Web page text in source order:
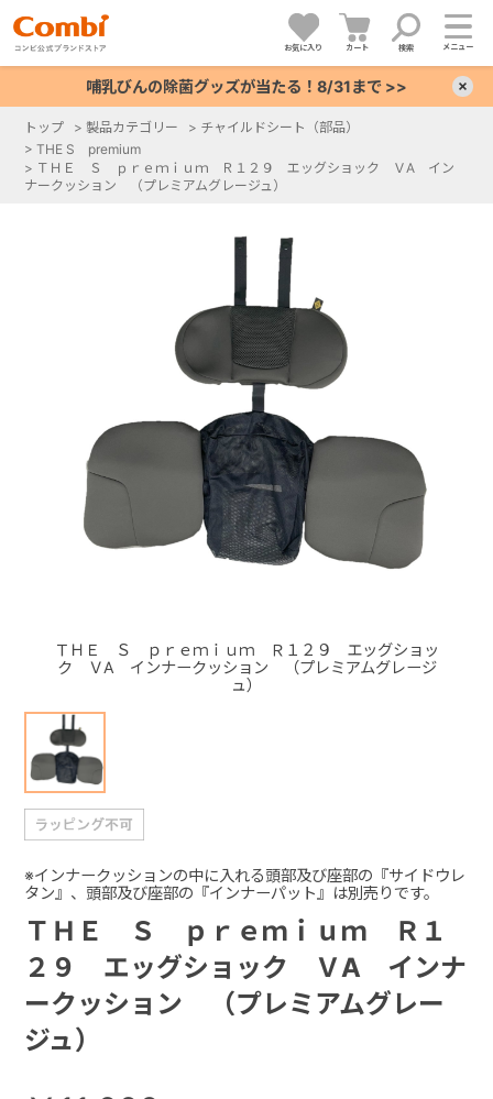
お気に入り カート 検索 メニュー
哺乳びんの除菌グッズが当たる！8/31まで >>
トップ > 製品カテゴリー > チャイルドシート（部品）
> THE S premium
> ＴＨＥ Ｓ ｐｒｅｍｉｕｍ Ｒ１２９ エッグショック ＶA イン
ナークッション （プレミアムグレージュ）
ＴＨＥ Ｓ ｐｒｅｍｉｕｍ Ｒ１２９ エッグショッ
ク ＶA インナークッション （プレミアムグレージ
ュ）
ＴＨＥ Ｓ ｐｒｅｍｉｕｍ Ｒ１
２９ エッグショック ＶA インナ
ークッション （プレミアムグレー
ジュ）
※インナークッションの中に入れる頭部及び座部の『サイドウレ
タン』、頭部及び座部の『インナーパット』は別売りです。